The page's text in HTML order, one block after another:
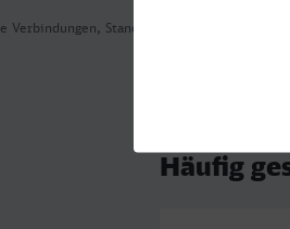
Verbindungen, Stand: 2026-08-05 16:36
Häufig